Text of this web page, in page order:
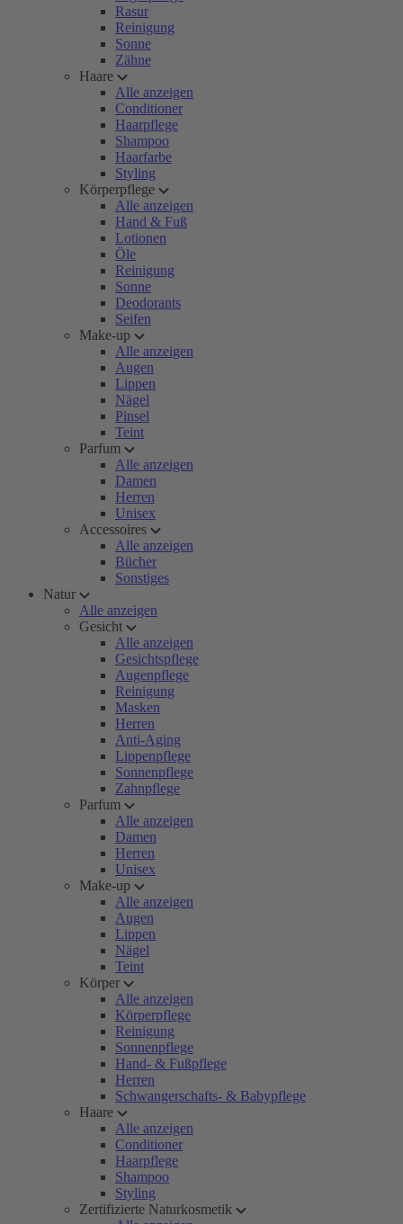
Rasur
Reinigung
Sonne
Zähne
Haare
Alle anzeigen
Conditioner
Haarpflege
Shampoo
Haarfarbe
Styling
Körperpflege
Alle anzeigen
Hand & Fuß
Lotionen
Öle
Reinigung
Sonne
Deodorants
Seifen
Make-up
Alle anzeigen
Augen
Lippen
Nägel
Pinsel
Teint
Parfum
Alle anzeigen
Damen
Herren
Unisex
Accessoires
Alle anzeigen
Bücher
Sonstiges
Natur
Alle anzeigen
Gesicht
Alle anzeigen
Gesichtspflege
Augenpflege
Reinigung
Masken
Herren
Anti-Aging
Lippenpflege
Sonnenpflege
Zahnpflege
Parfum
Alle anzeigen
Damen
Herren
Unisex
Make-up
Alle anzeigen
Augen
Lippen
Nägel
Teint
Körper
Alle anzeigen
Körperpflege
Reinigung
Sonnenpflege
Hand- & Fußpflege
Herren
Schwangerschafts- & Babypflege
Haare
Alle anzeigen
Conditioner
Haarpflege
Shampoo
Styling
Zertifizierte Naturkosmetik